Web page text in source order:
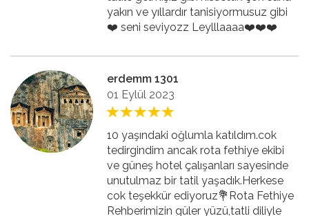
yakın ve yıllardır tanisiyormusuz gibi
❤️ seni seviyozz Leylllaaaa❤️❤️❤️
erdemm 1301
01 Eylül 2023
10 yaşındaki oğlumla katıldım.cok
tedirgindim ancak rota fethiye ekibi
ve güneş hotel çalışanları sayesinde
unutulmaz bir tatil yaşadık.Herkese
cok teşekkür ediyoruz💐Rota Fethiye
Rehberimizin güler yüzü,tatli diliyle